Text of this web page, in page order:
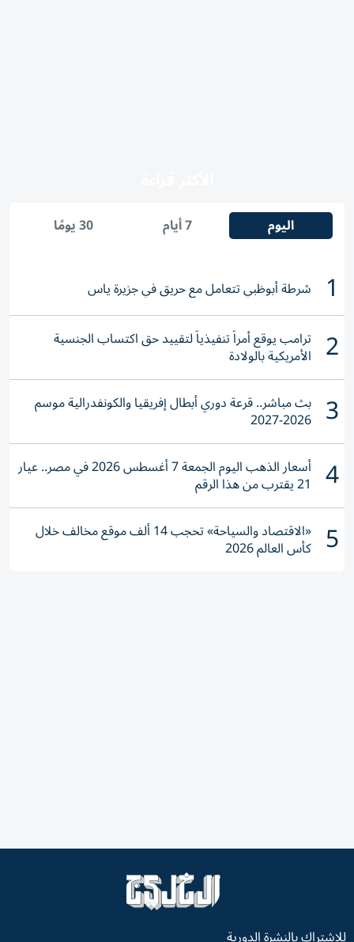
اليوم 7 أيام 30 يومًا
1 شرطة أبوظبي تتعامل مع حريق في جزيرة ياس
2 ترامب يوقع أمراً تنفيذياً لتقييد حق اكتساب الجنسية
الأمريكية بالولادة
3 بث مباشر.. قرعة دوري أبطال إفريقيا والكونفدرالية موسم
2026-2027
4 أسعار الذهب اليوم الجمعة 7 أغسطس 2026 في مصر.. عيار
21 يقترب من هذا الرقم
5 «الاقتصاد والسياحة» تحجب 14 ألف موقع مخالف خلال
كأس العالم 2026